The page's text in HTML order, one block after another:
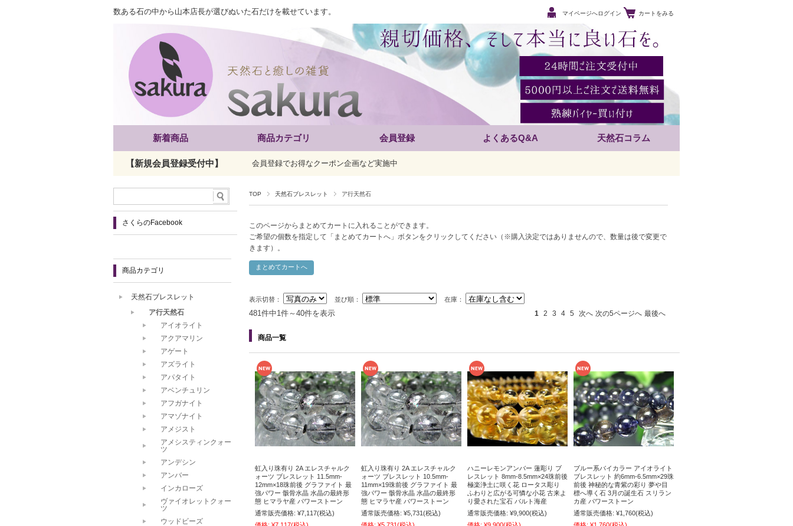
数ある石の中から山本店長が選びぬいた石だけを載せています。 マイページへログイン カートをみる
新着商品 商品カテゴリ 会員登録 よくあるQ&A 天然石コラム
【新規会員登録受付中】 会員登録でお得なクーポン企画など実施中
TOP 天然石ブレスレット ア行天然石
このページからまとめてカートに入れることができます。
ご希望の個数を指定して「まとめてカートへ」ボタンをクリックしてください（※購入決定ではありませんので、数量は後で変更で
きます）。
表示切替： 並び順： 在庫：
481件中1件～40件を表示 1 2 3 4 5 次へ 次の5ページへ 最後へ
商品一覧
虹入り珠有り 2A エレスチャルク
ォーツ ブレスレット 11.5mm-
12mm×18珠前後 グラファイト 最
強パワー 骸骨水晶 水晶の最終形
態 ヒマラヤ産 パワーストーン
通常販売価格: ¥7,117(税込)
虹入り珠有り 2A エレスチャルク
ォーツ ブレスレット 10.5mm-
11mm×19珠前後 グラファイト 最
強パワー 骸骨水晶 水晶の最終形
態 ヒマラヤ産 パワーストーン
通常販売価格: ¥5,731(税込)
ハニーレモンアンバー 蓮彫り ブ
レスレット 8mm-8.5mm×24珠前後
極楽浄土に咲く花 ロータス彫り
ふわりと広がる可憐な小花 古来よ
り愛された宝石 バルト海産
通常販売価格: ¥9,900(税込)
ブルー系バイカラー アイオライト
ブレスレット 約6mm-6.5mm×29珠
前後 神秘的な青紫の彩り 夢や目
標へ導く石 3月の誕生石 スリラン
カ産 パワーストーン
通常販売価格: ¥1,760(税込)
さくらのFacebook
商品カテゴリ
天然石ブレスレット
ア行天然石
アイオライト
アクアマリン
アゲート
アズライト
アパタイト
アベンチュリン
アフガナイト
アマゾナイト
アメジスト
アメシスティンクォー
ツ
アンデシン
アンバー
インカローズ
ヴァイオレットクォー
ツ
ウッドビーズ